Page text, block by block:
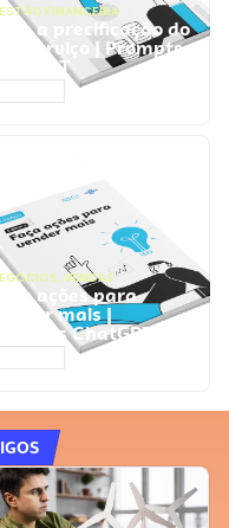
FINANCEIRA
Faça a precificação do
seu serviço | Prompts
ChatGPT
, VENDAS
Faça ações para
vender mais |
Prompts ChatGPT